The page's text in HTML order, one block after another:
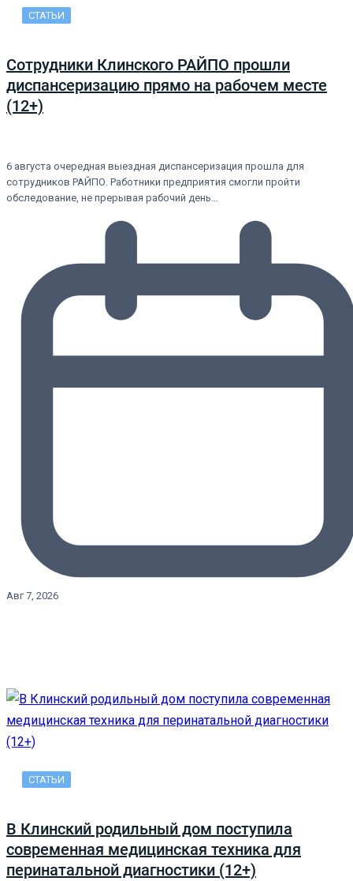
СТАТЬИ
Сотрудники Клинского РАЙПО прошли
диспансеризацию прямо на рабочем месте
(12+)
6 августа очередная выездная диспансеризация прошла для
сотрудников РАЙПО. Работники предприятия смогли пройти
обследование, не прерывая рабочий день…
Авг 7, 2026
СТАТЬИ
В Клинский родильный дом поступила
современная медицинская техника для
перинатальной диагностики (12+)